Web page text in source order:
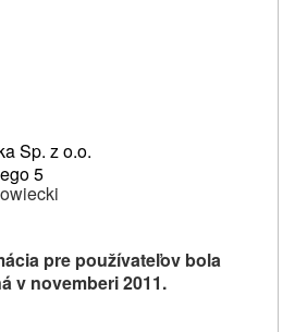
Sp. z o.o.
5
pre používateľov bola
v novemberi 2011.